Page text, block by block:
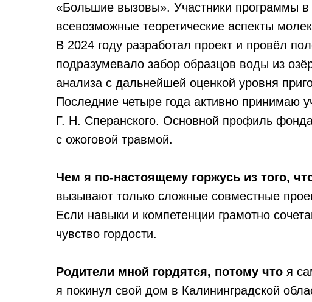
«Большие вызовы». Участники программы
всевозможные теоретические аспекты
В 2024 году разработал проект и провёл
подразумевало забор образцов воды из
анализа с дальнейшей оценкой уровня
Последние четыре года активно принимаю
Г. Н. Сперанского. Основной профиль
с ожоговой травмой.
Чем я по-настоящему горжусь из того,
вызывают только сложные совместные
Если навыки и компетенции грамотно
чувство гордости.
Родители мной гордятся, потому что я
я покинул свой дом в Калининградской